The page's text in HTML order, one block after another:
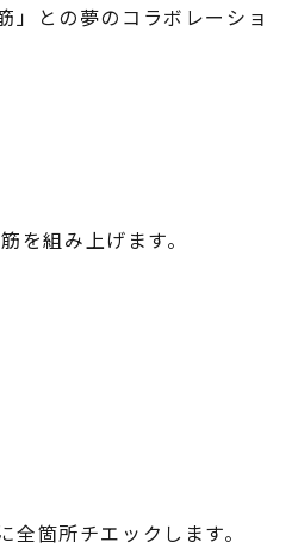
」との夢のコラボレーショ
を組み上げます。
箇所チエックします。